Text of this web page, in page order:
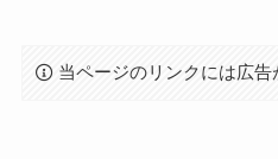
当ページのリンクには広告